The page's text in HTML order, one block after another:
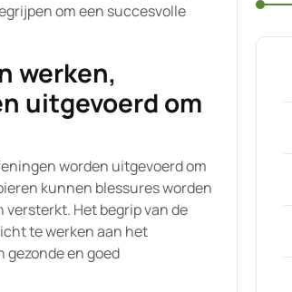
om een succesvolle
werken,
uitgevoerd om
worden uitgevoerd om
kunnen blessures worden
Het begrip van de
te werken aan het
gezonde en goed